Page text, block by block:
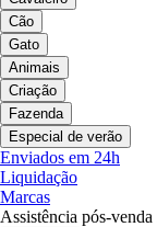
Cão
Gato
Animais
Criação
Fazenda
Especial de verão
Enviados em 24h
Liquidação
Marcas
Assistência pós-venda